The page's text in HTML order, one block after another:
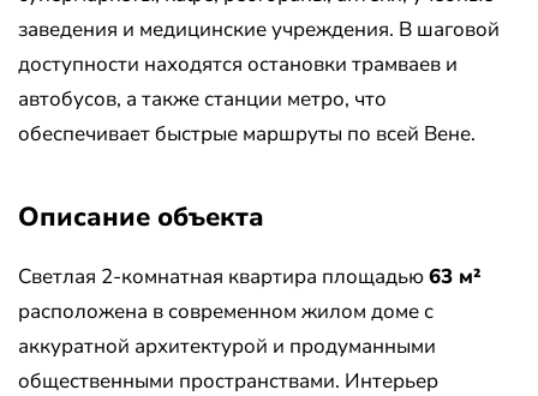
заведения и медицинские учреждения. В шаговой
доступности находятся остановки трамваев и
автобусов, а также станции метро, что
обеспечивает быстрые маршруты по всей Вене.
Описание объекта
Светлая 2-комнатная квартира площадью63 м²
расположена в современном жилом доме с
аккуратной архитектурой и продуманными
общественными пространствами. Интерьер